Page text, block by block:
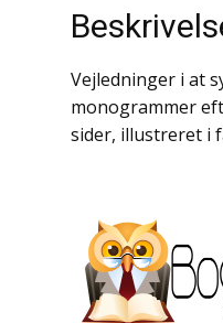
Kirkehistorie /
Krige / Slag
Krop / Sind
Landbrug /
Vejledninger i at
monogrammer
sider, illustreret i